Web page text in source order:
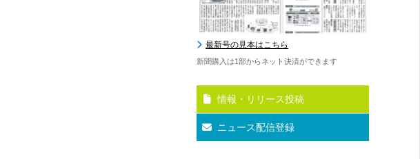
最新号の見本はこちら
新聞購入は1部からネット決済ができます
情報・リリース投稿
ニュース配信登録